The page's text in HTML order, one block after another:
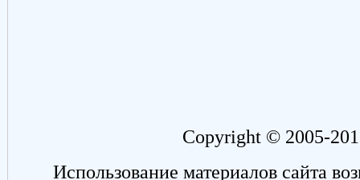
Copyright © 2005-
Использование материалов сайта